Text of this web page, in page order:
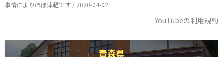
事情によりほぼ津軽です / 2020-04-02
YouTubeの利用規約
青森県